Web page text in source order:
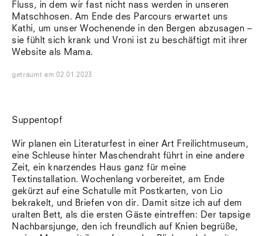
Fluss, in dem wir fast nicht nass werden in unseren
Matschhosen. Am Ende des Parcours erwartet uns
Kathi, um unser Wochenende in den Bergen abzusagen –
sie fühlt sich krank und Vroni ist zu beschäftigt mit ihrer
Website als Mama.
geträumt am02.01.2023
Suppentopf
Wir planen ein Literaturfest in einer Art Freilichtmuseum,
eine Schleuse hinter Maschendraht führt in eine andere
Zeit, ein knarzendes Haus ganz für meine
Textinstallation. Wochenlang vorbereitet, am Ende
gekürzt auf eine Schatulle mit Postkarten, von Lio
bekrakelt, und Briefen von dir. Damit sitze ich auf dem
uralten Bett, als die ersten Gäste eintreffen: Der tapsige
Nachbarsjunge, den ich freundlich auf Knien begrüße,